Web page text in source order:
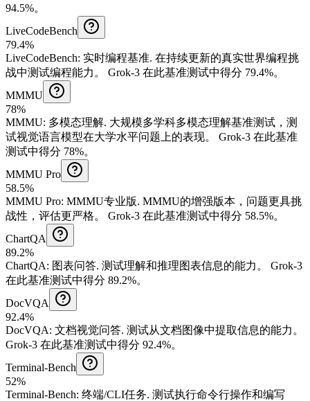
94.5%。
LiveCodeBench
79.4%
LiveCodeBench: 实时编程基准. 在持续更新的真实世界编程挑
战中测试编程能力。
Grok-3 在此基准测试中得分 79.4%。
MMMU
78%
MMMU: 多模态理解. 大规模多学科多模态理解基准测试，测
试视觉语言模型在大学水平问题上的表现。
Grok-3 在此基准
测试中得分 78%。
MMMU Pro
58.5%
MMMU Pro: MMMU专业版. MMMU的增强版本，问题更具挑
战性，评估更严格。
Grok-3 在此基准测试中得分 58.5%。
ChartQA
89.2%
ChartQA: 图表问答. 测试理解和推理图表信息的能力。
Grok-3
在此基准测试中得分 89.2%。
DocVQA
92.4%
DocVQA: 文档视觉问答. 测试从文档图像中提取信息的能力。
Grok-3 在此基准测试中得分 92.4%。
Terminal-Bench
52%
Terminal-Bench: 终端/CLI任务. 测试执行命令行操作和编写